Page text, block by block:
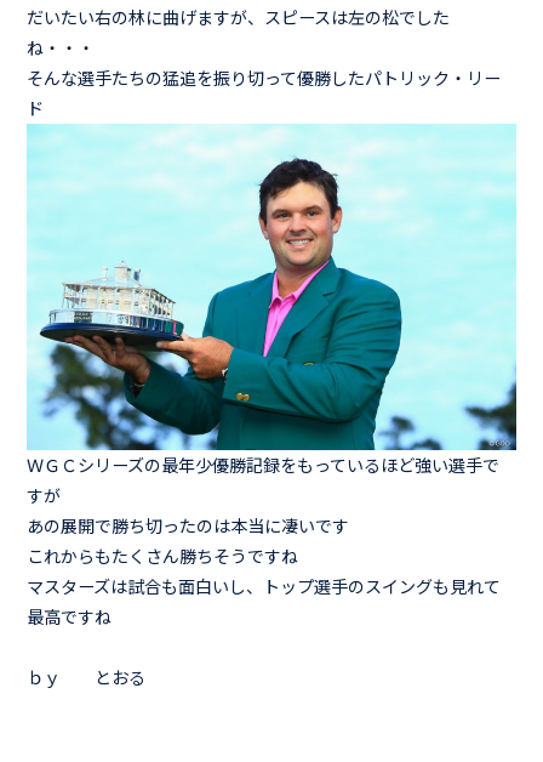
だいたい右の林に曲げますが、スピースは左の松でした
ね・・・
そんな選手たちの猛追を振り切って優勝したパトリック・リー
ド
ＷＧＣシリーズの最年少優勝記録をもっているほど強い選手で
すが
あの展開で勝ち切ったのは本当に凄いです
これからもたくさん勝ちそうですね
マスターズは試合も面白いし、トップ選手のスイングも見れて
最高ですね
ｂｙ とおる